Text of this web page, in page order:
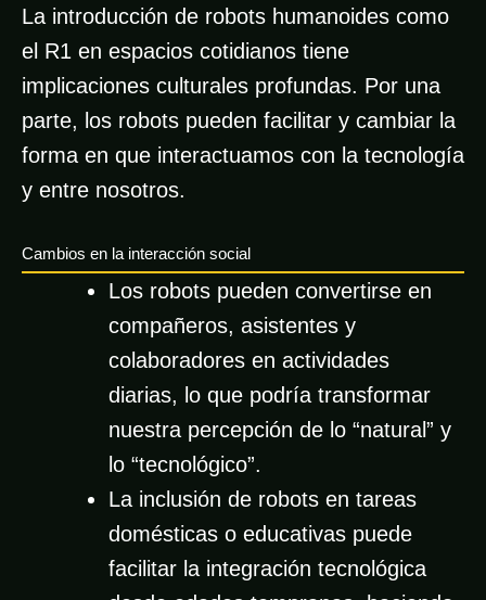
La introducción de robots humanoides como
el R1 en espacios cotidianos tiene
implicaciones culturales profundas. Por una
parte, los robots pueden facilitar y cambiar la
forma en que interactuamos con la tecnología
y entre nosotros.
Cambios en la interacción social
Los robots pueden convertirse en
compañeros, asistentes y
colaboradores en actividades
diarias, lo que podría transformar
nuestra percepción de lo “natural” y
lo “tecnológico”.
La inclusión de robots en tareas
domésticas o educativas puede
facilitar la integración tecnológica